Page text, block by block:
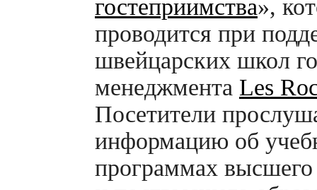
гостеприимства»,
проводится при
швейцарских школ
менеджмента Les
Посетители
информацию об
программах высшего